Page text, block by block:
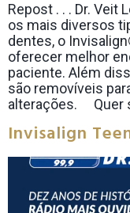
Repost . . . Dr. Veit
os mais diversos
dentes, o
oferecer melhor
paciente. Além
são removíveis
alterações. ⠀ Quer
Invisalign